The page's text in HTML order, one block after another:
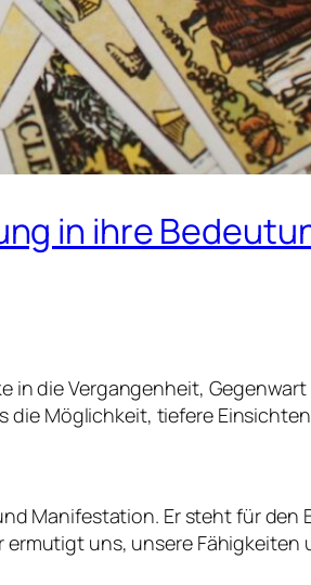
in ihre
in die Vergangenheit,
Möglichkeit, tiefere
Manifestation. Er steht für den
uns, unsere